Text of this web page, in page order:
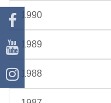
1990
1989
1988